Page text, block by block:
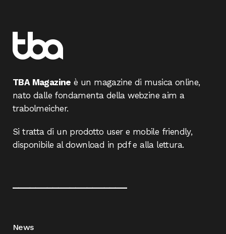
TBA Magazine è un magazine di musica online,
nato dalle fondamenta della webzine aim a
trabolmeicher.
Si tratta di un prodotto user e mobile friendly,
disponibile al download in pdf e alla lettura.
News